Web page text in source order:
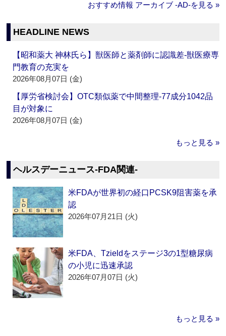
おすすめ情報 アーカイブ ‐AD‐を見る »
HEADLINE NEWS
【昭和薬大 神林氏ら】獣医師と薬剤師に認識差‐獣医療専
門教育の充実を
2026年08月07日 (金)
【厚労省検討会】OTC類似薬で中間整理‐77成分1042品
目が対象に
2026年08月07日 (金)
もっと見る »
ヘルスデーニュース‐FDA関連‐
米FDAが世界初の経口PCSK9阻害薬を承
認
2026年07月21日 (火)
米FDA、Tzieldをステージ3の1型糖尿病
の小児に迅速承認
2026年07月07日 (火)
もっと見る »